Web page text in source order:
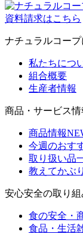
資料請求はこちら
ナチュラルコープ
私たちにつ
組合概要
生産者情報
商品・サービス情
商品情報
今週のおす
取り扱い品
教えてかぶ
安心安全の取り組
食の安全・
食品・生活